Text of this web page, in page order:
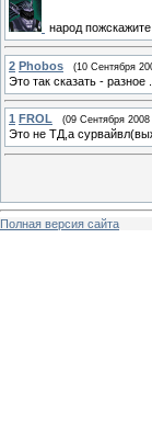
народ
2 Phobos (10 Сентября
Это так сказать - разное .
1 FROL (09 Сентября
Это не ТД,а
Полная версия сайта